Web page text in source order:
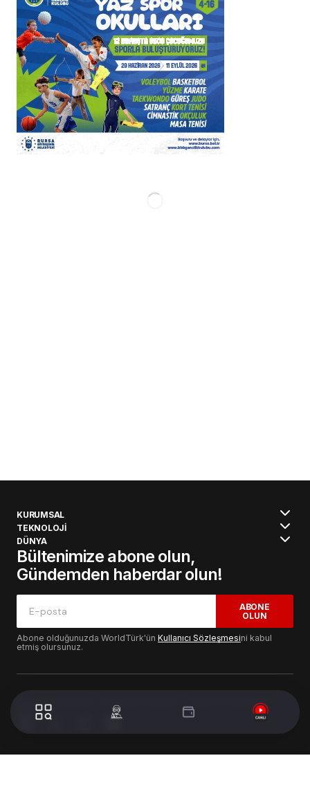
KURUMSAL
TEKNOLOJİ
DÜNYA
Bültenimize abone olun,
Gündemden haberdar olun!
ABONE
OLUN
Abone olduğunuzda WorldTürk'ün Kullanıcı Sözleşmesini kabul
etmiş olursunuz.
© 2024 WorldTurk. Tüm Hakları Saklıdır. - Tasarım & Geliştirme :
Volion's